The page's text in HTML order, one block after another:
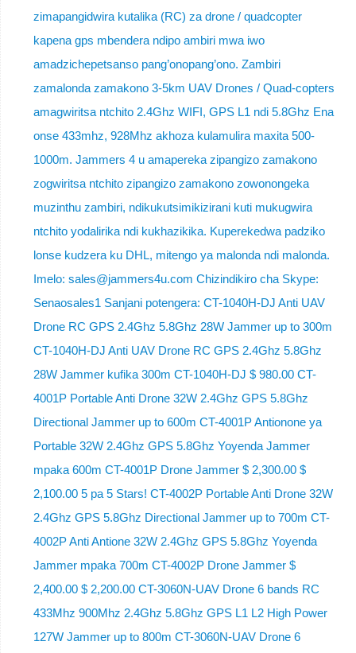
zimapangidwira kutalika (RC) za drone / quadcopter
kapena gps mbendera ndipo ambiri mwa iwo
amadzichepetsanso pang’onopang’ono. Zambiri
zamalonda zamakono 3-5km UAV Drones / Quad-copters
amagwiritsa ntchito 2.4Ghz WIFI, GPS L1 ndi 5.8Ghz Ena
onse 433mhz, 928Mhz akhoza kulamulira maxita 500-
1000m. Jammers 4 u amapereka zipangizo zamakono
zogwiritsa ntchito zipangizo zamakono zowonongeka
muzinthu zambiri, ndikukutsimikizirani kuti mukugwira
ntchito yodalirika ndi kukhazikika. Kuperekedwa padziko
lonse kudzera ku DHL, mitengo ya malonda ndi malonda.
Imelo: sales@jammers4u.com Chizindikiro cha Skype:
Senaosales1 Sanjani potengera: CT-1040H-DJ Anti UAV
Drone RC GPS 2.4Ghz 5.8Ghz 28W Jammer up to 300m
CT-1040H-DJ Anti UAV Drone RC GPS 2.4Ghz 5.8Ghz
28W Jammer kufika 300m CT-1040H-DJ $ 980.00 CT-
4001P Portable Anti Drone 32W 2.4Ghz GPS 5.8Ghz
Directional Jammer up to 600m CT-4001P Antionone ya
Portable 32W 2.4Ghz GPS 5.8Ghz Yoyenda Jammer
mpaka 600m CT-4001P Drone Jammer $ 2,300.00 $
2,100.00 5 pa 5 Stars! CT-4002P Portable Anti Drone 32W
2.4Ghz GPS 5.8Ghz Directional Jammer up to 700m CT-
4002P Anti Antione 32W 2.4Ghz GPS 5.8Ghz Yoyenda
Jammer mpaka 700m CT-4002P Drone Jammer $
2,400.00 $ 2,200.00 CT-3060N-UAV Drone 6 bands RC
433Mhz 900Mhz 2.4Ghz 5.8Ghz GPS L1 L2 High Power
127W Jammer up to 800m CT-3060N-UAV Drone 6